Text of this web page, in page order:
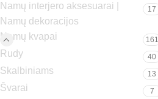
Namų interjero aksesuarai |
Namų dekoracijos
17
Namų kvapai 161
Rudy 40
Skalbiniams 13
Švarai 7